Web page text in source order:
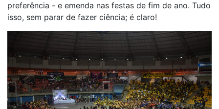
preferência - e emenda nas festas de fim de ano. Tudo
isso, sem parar de fazer ciência; é claro!